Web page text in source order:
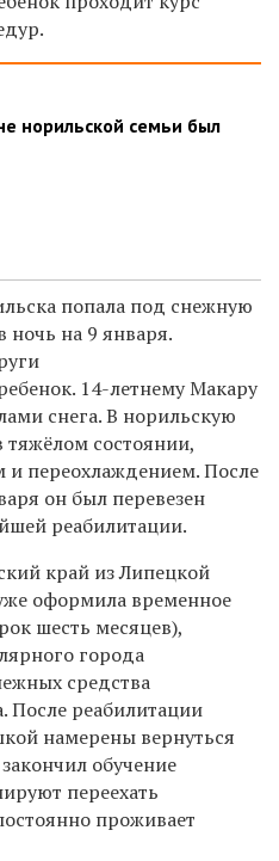
норильской семьи был
попала под снежную
ночь на 9 января.
14-летнему Макару
снега. В норильскую
тяжёлом состоянии,
переохлаждением. После
он был перевезен
реабилитации.
край из Липецкой
оформила временное
шесть месяцев),
города
средства
После реабилитации
намерены вернуться
обучение
переехать
проживает